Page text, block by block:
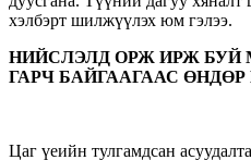
хэлбэрт шилжүүлэх юм гэлээ.
НИЙСЛЭЛД ОРЖ ИРЖ
ГАРЧ БАЙГААГААС
Цаг үеийн тулгамдсан